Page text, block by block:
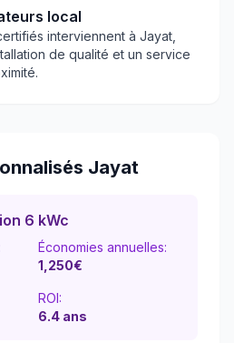
local
interviennent à Jayat
de qualité et un service
Jayat
6 kWc
Économies annuelles:
1,250€
ROI:
6.4 ans